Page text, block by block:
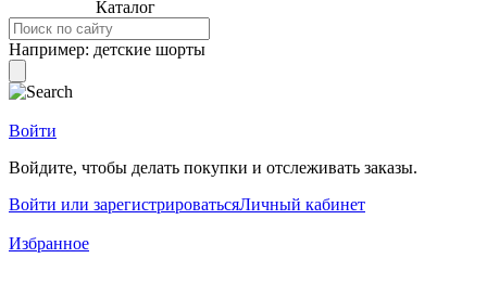
Каталог
Например: детские шорты
Войти
Войдите, чтобы делать покупки и отслеживать заказы.
Войти или зарегистрироватьсяЛичный кабинет
Избранное